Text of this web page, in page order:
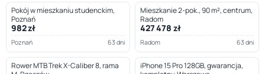
Pokój w mieszkaniu studenckim,
Poznań
982 zł
Poznań 63 dni
Mieszkanie 2-pok., 90 m², centrum,
Radom
427 478 zł
Radom 63 dni
Rower MTB Trek X-Caliber 8, rama
iPhone 15 Pro 128GB, gwarancja,